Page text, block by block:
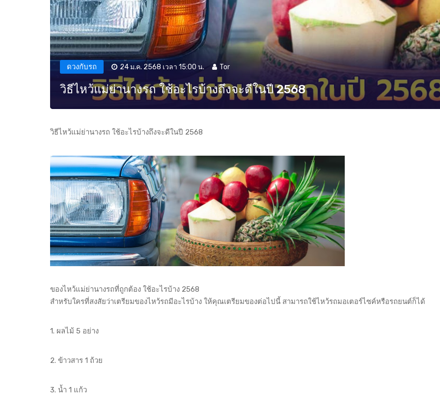
ดวงกับรถ 24 ม.ค. 2568 เวลา 15:00 น. Tor
วิธีไหว้แม่ย่านางรถ ใช้อะไรบ้างถึงจะดีในปี 2568
วิธีไหว้แม่ย่านางรถ ใช้อะไรบ้างถึงจะดีในปี 2568
ของไหว้แม่ย่านางรถที่ถูกต้อง ใช้อะไรบ้าง 2568
สำหรับใครที่สงสัยว่าเตรียมของไหว้รถมีอะไรบ้าง ให้คุณเตรียมของต่อไปนี้ สามารถใช้ไหว้รถมอเตอร์ไซค์หรือรถยนต์ก็ได้
1. ผลไม้ 5 อย่าง
2. ข้าวสาร 1 ถ้วย
3. น้ำ 1 แก้ว